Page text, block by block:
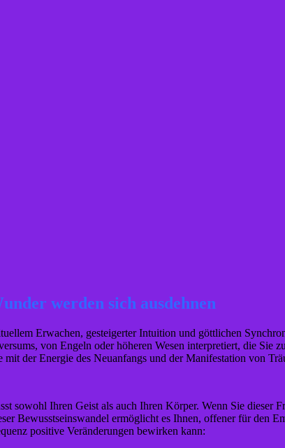
werden sich ausdehnen
Erwachen, gesteigerter Intuition und göttlichen
von Engeln oder höheren Wesen interpretiert, die
der Energie des Neuanfangs und der Manifestation von
sowohl Ihren Geist als auch Ihren Körper. Wenn Sie dieser
Bewusstseinswandel ermöglicht es Ihnen, offener für den
positive Veränderungen bewirken kann: